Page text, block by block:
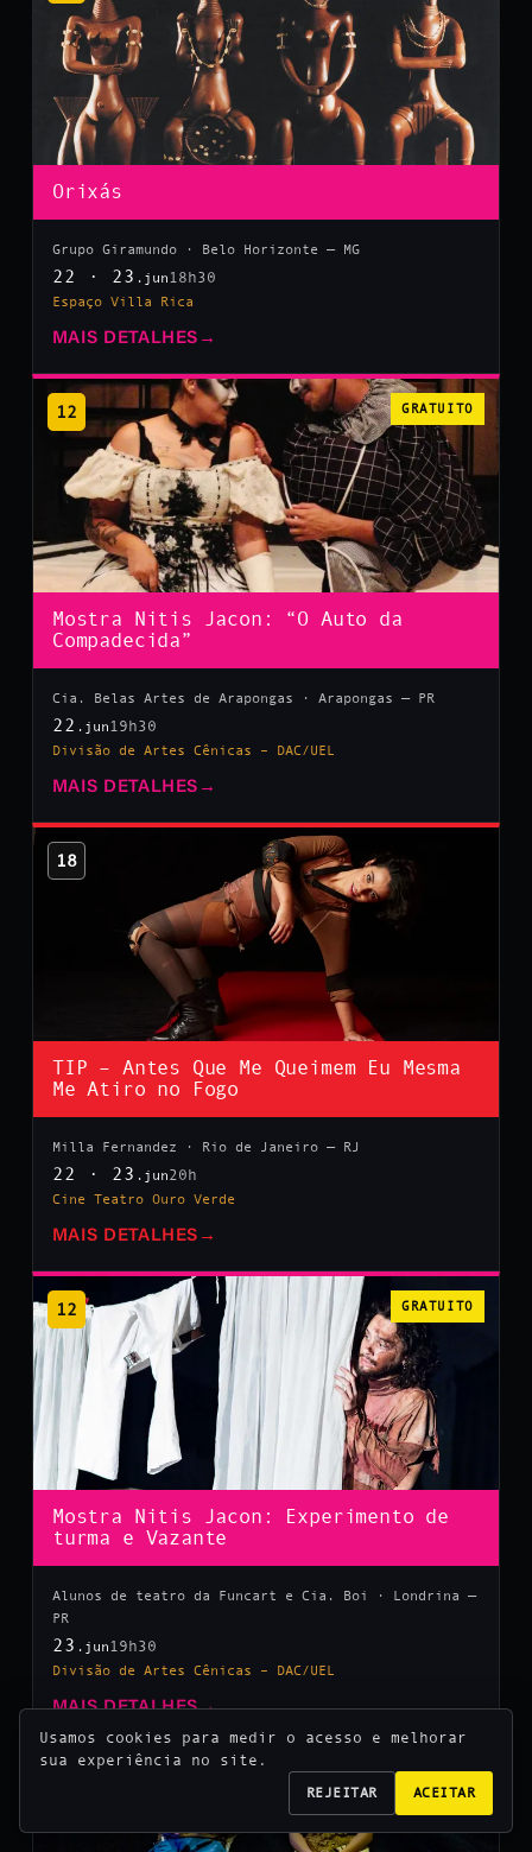
Orixás
Grupo Giramundo · Belo Horizonte — MG
22 · 23 .jun 18h30
Espaço Villa Rica
MAIS DETALHES →
12 GRATUITO
Mostra Nitis Jacon: “O Auto da
Compadecida”
Cia. Belas Artes de Arapongas · Arapongas — PR
22 .jun 19h30
Divisão de Artes Cênicas – DAC/UEL
MAIS DETALHES →
18
TIP – Antes Que Me Queimem Eu Mesma
Me Atiro no Fogo
Milla Fernandez · Rio de Janeiro — RJ
22 · 23 .jun20h
Cine Teatro Ouro Verde
MAIS DETALHES →
12 GRATUITO
Mostra Nitis Jacon: Experimento de
turma e Vazante
Alunos de teatro da Funcart e Cia. Boi · Londrina —
PR
23 .jun 19h30
Divisão de Artes Cênicas – DAC/UEL
MAIS DETALHES→
Usamos cookies para medir o acesso e melhorar
sua experiência no site.
REJEITAR ACEITAR